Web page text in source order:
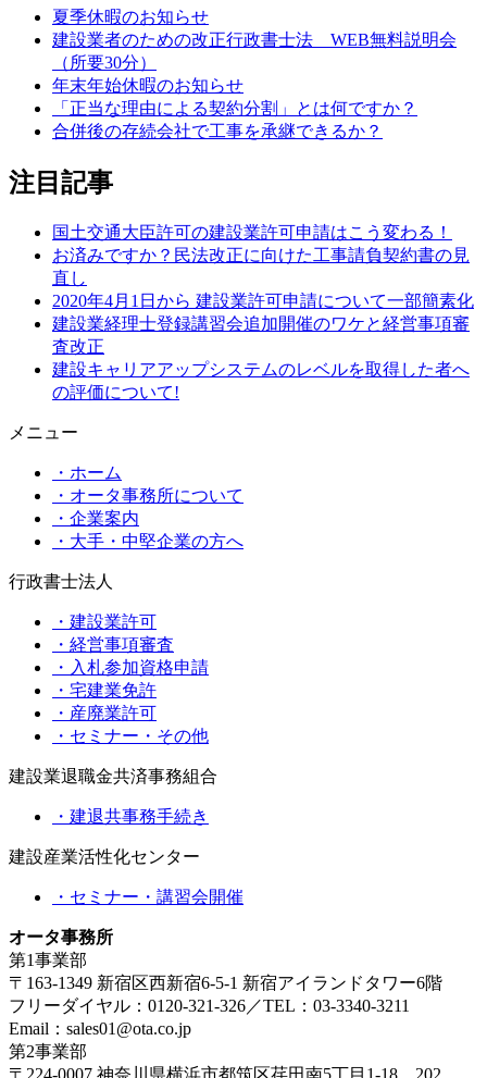
夏季休暇のお知らせ
建設業者のための改正行政書士法 WEB無料説明会
（所要30分）
年末年始休暇のお知らせ
「正当な理由による契約分割」とは何ですか？
合併後の存続会社で工事を承継できるか？
注目記事
国土交通大臣許可の建設業許可申請はこう変わる！
お済みですか？民法改正に向けた工事請負契約書の見
直し
2020年4月1日から 建設業許可申請について一部簡素化
建設業経理士登録講習会追加開催のワケと経営事項審
査改正
建設キャリアアップシステムのレベルを取得した者へ
の評価について!
メニュー
・ホーム
・オータ事務所について
・企業案内
・大手・中堅企業の方へ
行政書士法人
・建設業許可
・経営事項審査
・入札参加資格申請
・宅建業免許
・産廃業許可
・セミナー・その他
建設業退職金共済事務組合
・建退共事務手続き
建設産業活性化センター
・セミナー・講習会開催
オータ事務所
第1事業部
〒163-1349 新宿区西新宿6-5-1 新宿アイランドタワー6階
フリーダイヤル：0120-321-326／TEL：03-3340-3211
Email：sales01@ota.co.jp
第2事業部
〒224-0007 神奈川県横浜市都筑区荏田南5丁目1-18 202